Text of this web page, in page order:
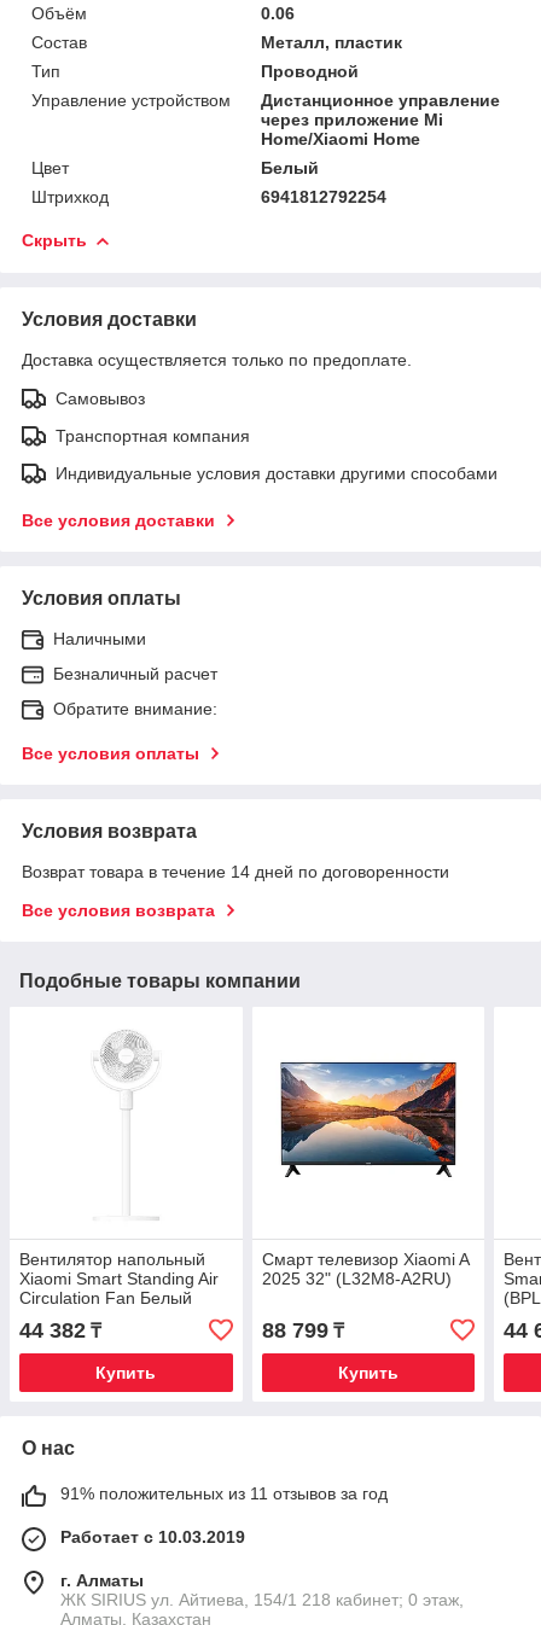
Объём
0.06
Состав
Металл, пластик
Тип
Проводной
Управление устройством
Дистанционное управление
через приложение Mi
Home/Xiaomi Home
Цвет
Белый
Штрихкод
6941812792254
Скрыть
Условия доставки
Доставка осуществляется только по предоплате.
Самовывоз
Транспортная компания
Индивидуальные условия доставки другими способами
Все условия доставки
Условия оплаты
Наличными
Безналичный расчет
Обратите внимание:
Все условия оплаты
Условия возврата
Возврат товара в течение 14 дней по договоренности
Все условия возврата
Подобные товары компании
Вентилятор напольный
Xiaomi Smart Standing Air
Circulation Fan Белый
44 382 ₸
Купить
Смарт телевизор Xiaomi A
2025 32" (L32M8-A2RU)
88 799₸
Купить
44
О нас
91% положительных из 11 отзывов за год
Работает с 10.03.2019
г. Алматы
​ЖК SIRIUS​ ул. Айтиева, 154/1​ 218 кабинет; 0 этаж,
Алматы, Казахстан